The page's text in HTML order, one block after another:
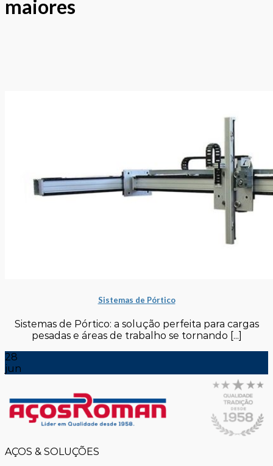
maiores
Sistemas de Pórtico
Sistemas de Pórtico: a solução perfeita para cargas
pesadas e áreas de trabalho se tornando [...]
28
jun
AÇOS & SOLUÇÕES